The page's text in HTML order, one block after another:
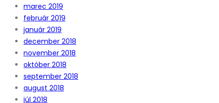
marec 2019
február 2019
január 2019
december 2018
november 2018
október 2018
september 2018
august 2018
júl 2018